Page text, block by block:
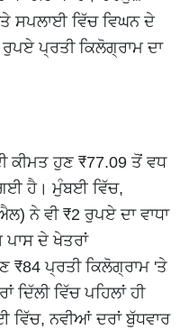
ਸਪਲਾਈ ਵਿੱਚ ਵਿਘਨ ਦੇ
ਪ੍ਰਤੀ ਕਿਲੋਗ੍ਰਾਮ ਦਾ
ਕੀਮਤ ਹੁਣ ₹77.09 ਤੋਂ ਵਧ
ਗਈ ਹੈ। ਮੁੰਬਈ ਵਿੱਚ,
ਨੇ ਵੀ ₹2 ਰੁਪਏ ਦਾ ਵਾਧਾ
ਦੇ ਖੇਤਰਾਂ
ਪ੍ਰਤੀ ਕਿਲੋਗ੍ਰਾਮ 'ਤੇ
ਵਿੱਚ ਪਹਿਲਾਂ ਹੀ
ਨਵੀਆਂ ਦਰਾਂ ਬੁੱਧਵਾਰ